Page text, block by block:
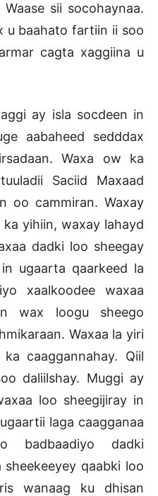
sii socohaynaa.
u baahato fartiin ii soo
cagta xaggiina u
ay isla socdeen in
aabaheed sedddax
Waxa ow ka
Saciid Maxaad
oo cammiran. Waxay
yihiin, waxay lahayd
dadki loo sheegay
ugaarta qaarkeed la
xaalkoodee waxaa
wax loogu sheego
Waxaa la yiri
caaggannahay. Qiil
daliilshay. Muggi ay
loo sheegijiray in
laga caagganaa
badbaadiyo dadki
sheekeeyey qaabki loo
wanaag ku dhisan